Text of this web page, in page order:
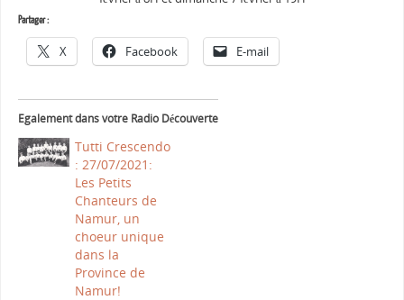
Partager :
X Facebook E-mail
Egalement dans votre Radio Découverte
Tutti Crescendo
: 27/07/2021:
Les Petits
Chanteurs de
Namur, un
choeur unique
dans la
Province de
Namur!